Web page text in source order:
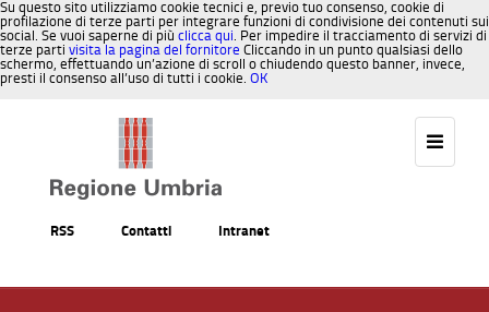
Su questo sito utilizziamo cookie tecnici e, previo tuo consenso, cookie di
profilazione di terze parti per integrare funzioni di condivisione dei contenuti sui
social. Se vuoi saperne di più clicca qui. Per impedire il tracciamento di servizi di
terze parti visita la pagina del fornitore Cliccando in un punto qualsiasi dello
schermo, effettuando un’azione di scroll o chiudendo questo banner, invece,
presti il consenso all’uso di tutti i cookie. OK
RSS Contatti Intranet